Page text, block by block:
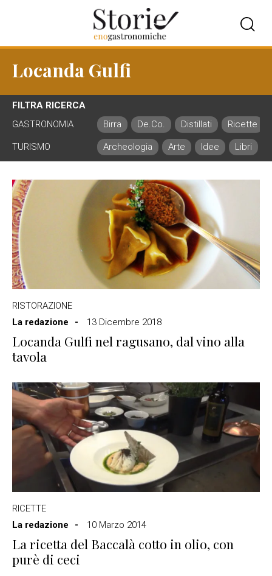
Locanda Gulfi
FILTRA RICERCA
GASTRONOMIA
Birra De.Co. Distillati Ricette
TURISMO Archeologia Arte Idee Libri
RISTORAZIONE
La redazione
13 Dicembre 2018
Locanda Gulfi nel ragusano, dal vino alla
tavola
RICETTE
La redazione
10 Marzo 2014
La ricetta del Baccalà cotto in olio, con
purè di ceci